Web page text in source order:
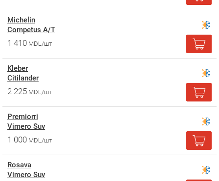
Michelin
Competus A/T
1 410 MDL/шт
Kleber
Citilander
2 225 MDL/шт
Premiorri
Vimero Suv
1 000 MDL/шт
Rosava
Vimero Suv